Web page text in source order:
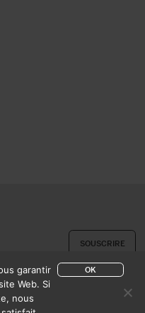
garantir
Web. Si
nous
OK